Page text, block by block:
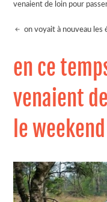
venaient de loin pour
on voyait à nouveau les
en ce
venaient
le